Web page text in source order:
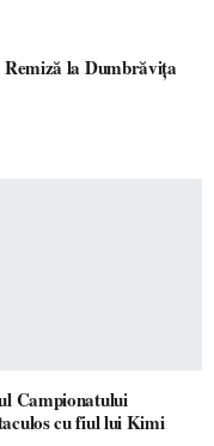
la Dumbrăvița
Campionatului
cu fiul lui Kimi